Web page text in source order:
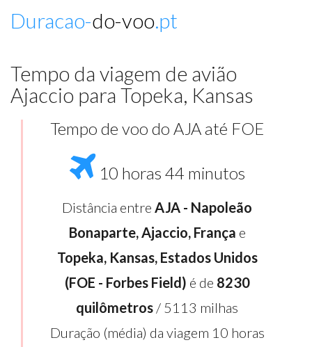
Duracao-do-voo.pt
Tempo da viagem de avião
Ajaccio para Topeka, Kansas
Tempo de voo do AJA até FOE
10 horas 44 minutos
Distância entre AJA - Napoleão
Bonaparte, Ajaccio, França e
Topeka, Kansas, Estados Unidos
(FOE - Forbes Field) é de 8230
quilômetros / 5113 milhas
Duração (média) da viagem 10 horas